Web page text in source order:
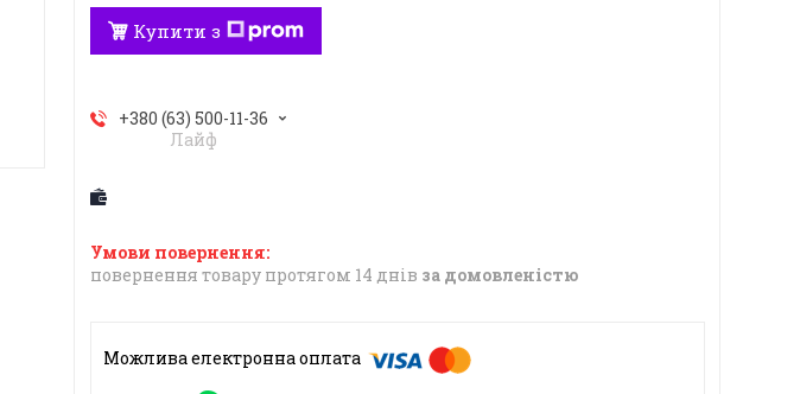
Купити з
+380 (63) 500-11-36
Лайф
повернення товару протягом 14 днів за домовленістю